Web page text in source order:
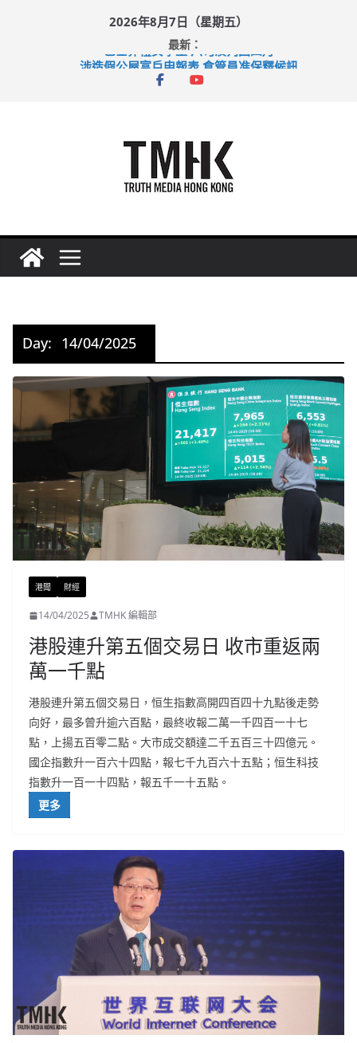
2026年8月7日（星期五）
最新：
巴士非禮女學生 六旬漢判囚四月
涉造假公屋富戶申報表 倉管員准保釋候訊
足球盛會次場激戰 祖雲達斯挫車路士
Day: 14/04/2025
港聞 財經
14/04/2025 TMHK 編輯部
港股連升第五個交易日 收市重返兩
萬一千點
港股連升第五個交易日，恒生指數高開四百四十九點後走勢
向好，最多曾升逾六百點，最終收報二萬一千四百一十七
點，上揚五百零二點。大市成交額達二千五百三十四億元。
國企指數升一百六十四點，報七千九百六十五點；恒生科技
指數升一百一十四點，報五千一十五點。
更多